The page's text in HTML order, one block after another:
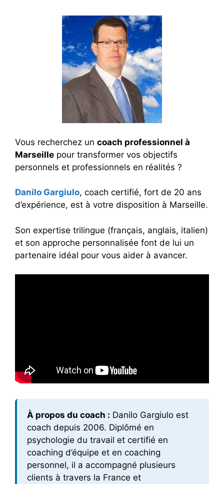
Vous recherchez un coach professionnel à
Marseille pour transformer vos objectifs
personnels et professionnels en réalités ?
Danilo Gargiulo, coach certifié, fort de 20 ans
d’expérience, est à votre disposition à Marseille.
Son expertise trilingue (français, anglais, italien)
et son approche personnalisée font de lui un
partenaire idéal pour vous aider à avancer.
À propos du coach : Danilo Gargiulo est
coach depuis 2006. Diplômé en
psychologie du travail et certifié en
coaching d’équipe et en coaching
personnel, il a accompagné plusieurs
clients à travers la France et